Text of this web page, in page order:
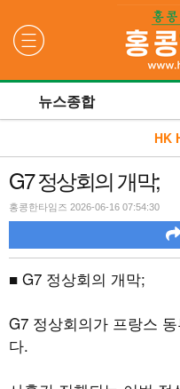
뉴스종합
HK
G7 정상회의 개막;
홍콩한타임즈 2026-06-16 07:54:30
■ G7 정상회의 개막;
G7 정상회의가 프랑스
다.